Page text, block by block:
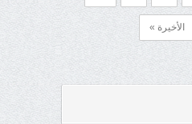
الأخيرة »